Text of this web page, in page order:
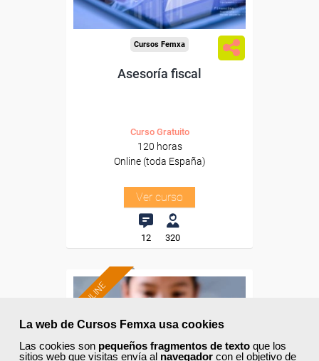
La web de Cursos Femxa usa cookies
Las cookies son pequeños fragmentos de texto que los
sitios web que visitas envía al navegador con el objetivo de
Cursos Femxa
Asesoría fiscal
Curso Gratuito
120 horas
Online (toda España)
Ver curso
12 320
ONLINE
Formación 100%
subvencionada.